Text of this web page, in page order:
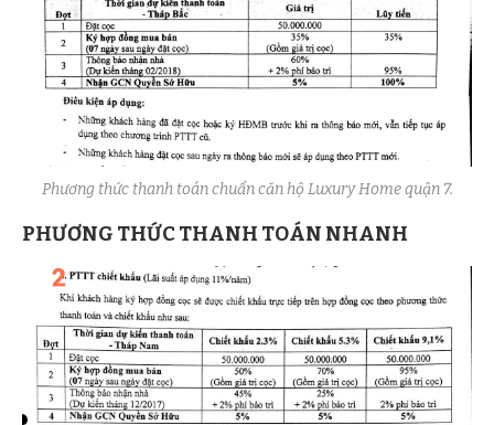
Phương thức thanh toán chuẩn căn hộ Luxury Home quận 7.
PHƯƠNG THỨC THANH TOÁN NHANH